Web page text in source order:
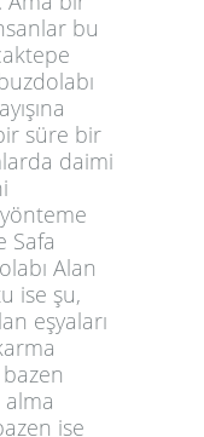
bu
süre bir
daimi
Safa
Alan
ise şu,
eşyaları
ise